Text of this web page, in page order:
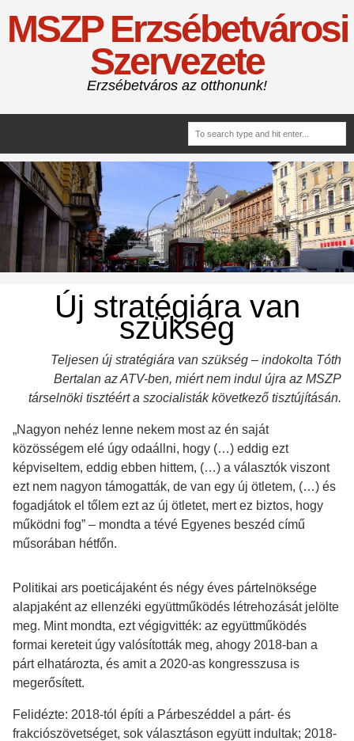
MSZP Erzsébetvárosi
Szervezete
Erzsébetváros az otthonunk!
Új stratégiára van
szükség
Teljesen új stratégiára van szükség – indokolta Tóth
Bertalan az ATV-ben, miért nem indul újra az MSZP
társelnöki tisztéért a szocialisták következő tisztújításán.
„Nagyon nehéz lenne nekem most az én saját
közösségem elé úgy odaállni, hogy (…) eddig ezt
képviseltem, eddig ebben hittem, (…) a választók viszont
ezt nem nagyon támogatták, de van egy új ötletem, (…) és
fogadjátok el tőlem ezt az új ötletet, mert ez biztos, hogy
működni fog” – mondta a tévé Egyenes beszéd című
műsorában hétfőn.
Politikai ars poeticájaként és négy éves pártelnöksége
alapjaként az ellenzéki együttműködés létrehozását jelölte
meg. Mint mondta, ezt végigvitték: az együttműködés
formai kereteit úgy valósították meg, ahogy 2018-ban a
párt elhatározta, és amit a 2020-as kongresszusa is
megerősített.
Felidézte: 2018-tól építi a Párbeszéddel a párt- és
frakciószövetséget, sok választáson együtt indultak; 2018-